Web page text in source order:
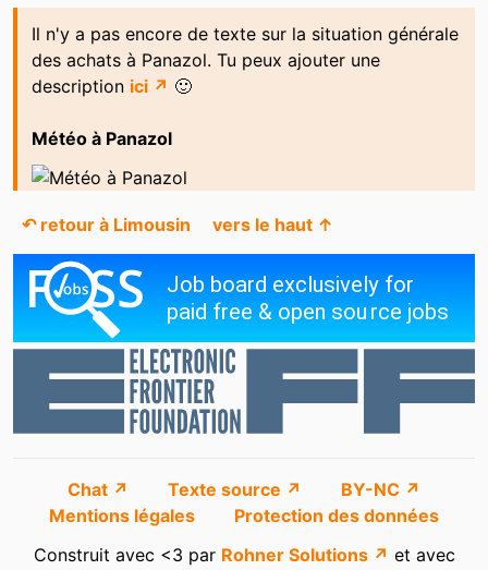
Il n'y a pas encore de texte sur la situation générale
des achats à Panazol. Tu peux ajouter une
description ici ↗ 🙂
Météo à Panazol
↶ retour à Limousin vers le haut ↑
Chat ↗ Texte source ↗
BY-NC ↗
Mentions légales
Protection des données
Construit avec <3 par Rohner Solutions ↗ et avec